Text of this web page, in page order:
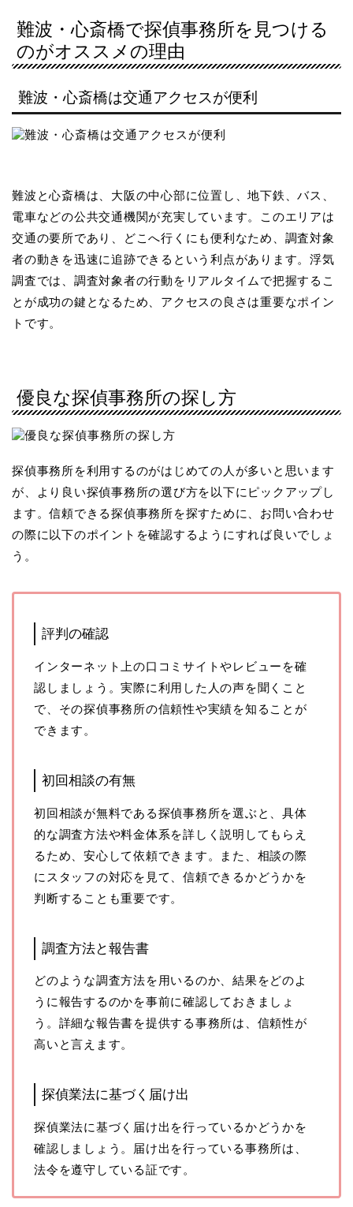
難波・心斎橋で探偵事務所を見つける
のがオススメの理由
難波・心斎橋は交通アクセスが便利
難波と心斎橋は、大阪の中心部に位置し、地下鉄、バス、
電車などの公共交通機関が充実しています。このエリアは
交通の要所であり、どこへ行くにも便利なため、調査対象
者の動きを迅速に追跡できるという利点があります。浮気
調査では、調査対象者の行動をリアルタイムで把握するこ
とが成功の鍵となるため、アクセスの良さは重要なポイン
トです。
優良な探偵事務所の探し方
探偵事務所を利用するのがはじめての人が多いと思います
が、より良い探偵事務所の選び方を以下にピックアップし
ます。信頼できる探偵事務所を探すために、お問い合わせ
の際に以下のポイントを確認するようにすれば良いでしょ
う。
評判の確認
インターネット上の口コミサイトやレビューを確
認しましょう。実際に利用した人の声を聞くこと
で、その探偵事務所の信頼性や実績を知ることが
できます。
初回相談の有無
初回相談が無料である探偵事務所を選ぶと、具体
的な調査方法や料金体系を詳しく説明してもらえ
るため、安心して依頼できます。また、相談の際
にスタッフの対応を見て、信頼できるかどうかを
判断することも重要です。
調査方法と報告書
どのような調査方法を用いるのか、結果をどのよ
うに報告するのかを事前に確認しておきましょ
う。詳細な報告書を提供する事務所は、信頼性が
高いと言えます。
探偵業法に基づく届け出
探偵業法に基づく届け出を行っているかどうかを
確認しましょう。届け出を行っている事務所は、
法令を遵守している証です。